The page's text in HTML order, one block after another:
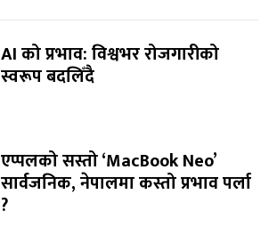
AI को प्रभाव: विश्वभर रोजगारीको
स्वरूप बदलिँदै
एप्पलको सस्तो ‘MacBook Neo’
सार्वजनिक, नेपालमा कस्तो प्रभाव पर्ला
?